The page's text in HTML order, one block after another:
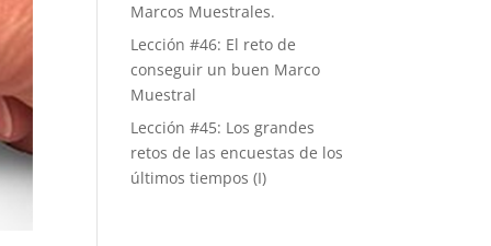
Marcos Muestrales.
Lección #46: El reto de
conseguir un buen Marco
Muestral
Lección #45: Los grandes
retos de las encuestas de los
últimos tiempos (I)